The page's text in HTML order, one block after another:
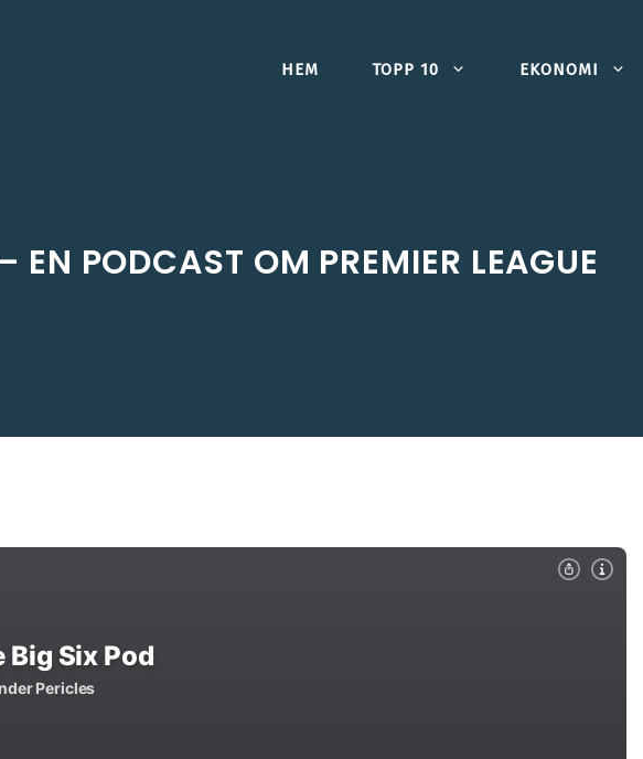
HEM TOPP 10 EKONOMI
EN PODCAST OM PREMIER LEAGUE